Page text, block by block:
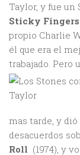
Taylor, y fue un
Sticky Fingers
propio Charlie
él que era el
trabajado. Pero
mas tarde, y
desacuerdos
Roll (1974), y